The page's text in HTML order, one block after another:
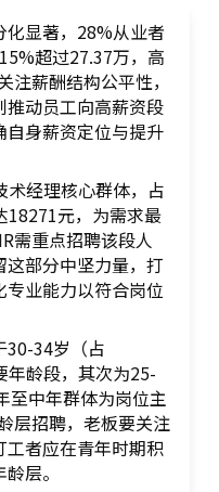
化显著，28%从业者
超过27.37万，高
注薪酬结构公平性，
动员工向高薪资段
身薪资定位与提升
术经理核心群体，占
18271元，为需求最
需重点招聘该段人
部分中坚力量，打
业能力以符合岗位
30-34岁（占
年龄段，其次为25-
至中年群体为岗位主
层招聘，老板要关注
者应在青年时期积
层。